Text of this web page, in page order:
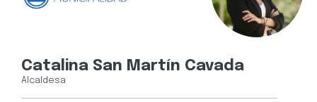
Catalina San Martín Cavada
Alcaldesa